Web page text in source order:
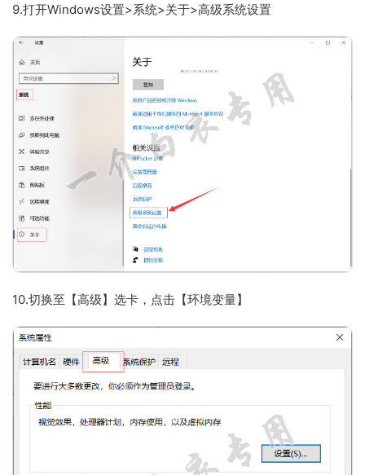
9.打开Windows设置>系统>关于>高级系统设置
10.切换至【高级】选卡，点击【环境变量】